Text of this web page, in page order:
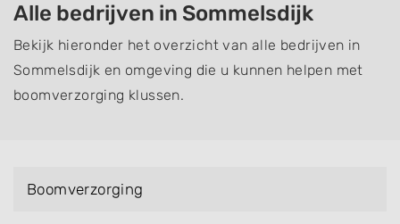
Alle bedrijven in Sommelsdijk
Bekijk hieronder het overzicht van alle bedrijven in
Sommelsdijk en omgeving die u kunnen helpen met
boomverzorging klussen.
Boomverzorging